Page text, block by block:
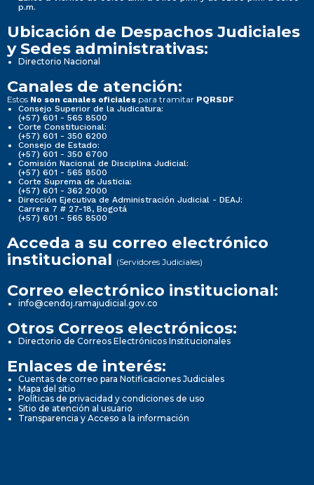
p.m.
Ubicación de Despachos Judiciales
y Sedes administrativas:
Directorio Nacional
Canales de atención:
Estos No son canales oficiales para tramitar PQRSDF
Consejo Superior de la Judicatura:
(+57) 601 - 565 8500
Corte Constitucional:
(+57) 601 - 350 6200
Consejo de Estado:
(+57) 601 - 350 6700
Comisión Nacional de Disciplina Judicial:
(+57) 601 - 565 8500
Corte Suprema de Justicia:
(+57) 601 - 362 2000
Dirección Ejecutiva de Administración Judicial - DEAJ:
Carrera 7 # 27-18, Bogotá
(+57) 601 - 565 8500
Acceda a su correo electrónico
institucional (Servidores Judiciales)
Correo electrónico institucional:
info@cendoj.ramajudicial.gov.co
Otros Correos electrónicos:
Directorio de Correos Electrónicos Institucionales
Enlaces de interés:
Cuentas de correo para Notificaciones Judiciales
Mapa del sitio
Políticas de privacidad y condiciones de uso
Sitio de atención al usuario
Transparencia y Acceso a la información